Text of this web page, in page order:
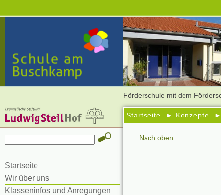
Förderschule mit dem
Startseite ► Konzepte
Nach oben
Startseite
Wir über uns
Klasseninfos und Anregungen